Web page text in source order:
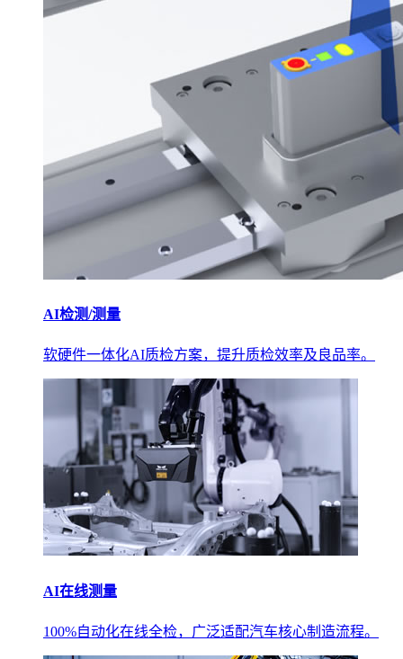
AI检测/测量
软硬件一体化AI质检方案，提升质检效率及良品率。
AI在线测量
100%自动化在线全检，广泛适配汽车核心制造流程。